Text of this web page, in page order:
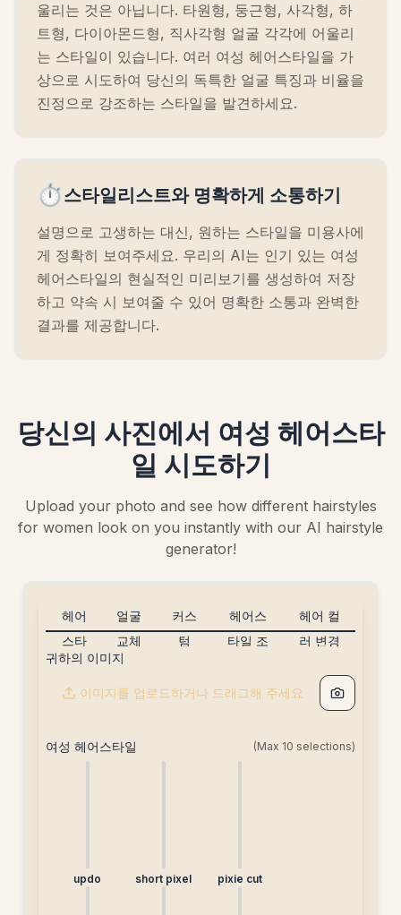
울리는 것은 아닙니다. 타원형, 둥근형, 사각형, 하
트형, 다이아몬드형, 직사각형 얼굴 각각에 어울리
는 스타일이 있습니다. 여러 여성 헤어스타일을 가
상으로 시도하여 당신의 독특한 얼굴 특징과 비율을
진정으로 강조하는 스타일을 발견하세요.
⏱️스타일리스트와 명확하게 소통하기
설명으로 고생하는 대신, 원하는 스타일을 미용사에
게 정확히 보여주세요. 우리의 AI는 인기 있는 여성
헤어스타일의 현실적인 미리보기를 생성하여 저장
하고 약속 시 보여줄 수 있어 명확한 소통과 완벽한
결과를 제공합니다.
당신의 사진에서 여성 헤어스타
일 시도하기
Upload your photo and see how different hairstyles
for women look on you instantly with our AI hairstyle
generator!
헤어
스타
일
변경
크레
얼굴
교체
[5크
레
커스
텀
스타
헤어스
타일 조
[free]
헤어 컬
러 변경
귀하의 이미지
이미지를 업로드하거나 드래그해 주세요
여성 헤어스타일 (Max 10 selections)
updo short pixel pixie cut